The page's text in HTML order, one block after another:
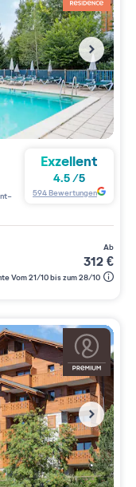
Exzellent
4.5/5
594Bewertungen
ab
312€
Vom 21/10 bis zum 28/10